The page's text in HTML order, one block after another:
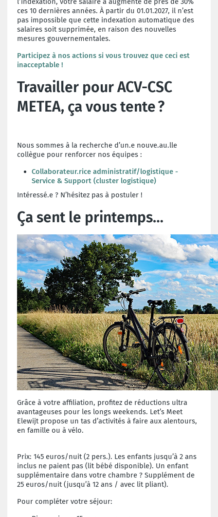
ces 10 dernières années. À partir du 01.01.2027, il n’est
pas impossible que cette indexation automatique des
salaires soit supprimée, en raison des nouvelles
mesures gouvernementales.
Participez à nos actions si vous trouvez que ceci est
inacceptable !
Travailler pour ACV-CSC
METEA, ça vous tente?
Nous sommes à la recherche d’un.e nouve.au.lle
collègue pour renforcer nos équipes :
Collaborateur.rice administratif/logistique -
Service & Support (cluster logistique)
Intéressé.e ? N’hésitez pas à postuler !
Ça sent le printemps…
Grâce à votre affiliation, profitez de réductions ultra
avantageuses pour les longs weekends. Let’s Meet
Elewijt propose un tas d’activités à faire aux alentours,
en famille ou à vélo.
Prix: 145 euros/nuit (2 pers.). Les enfants jusqu’à 2 ans
inclus ne paient pas (lit bébé disponible). Un enfant
supplémentaire dans votre chambre ? Supplément de
25 euros/nuit (jusqu’à 12 ans / avec lit pliant).
Pour compléter votre séjour: